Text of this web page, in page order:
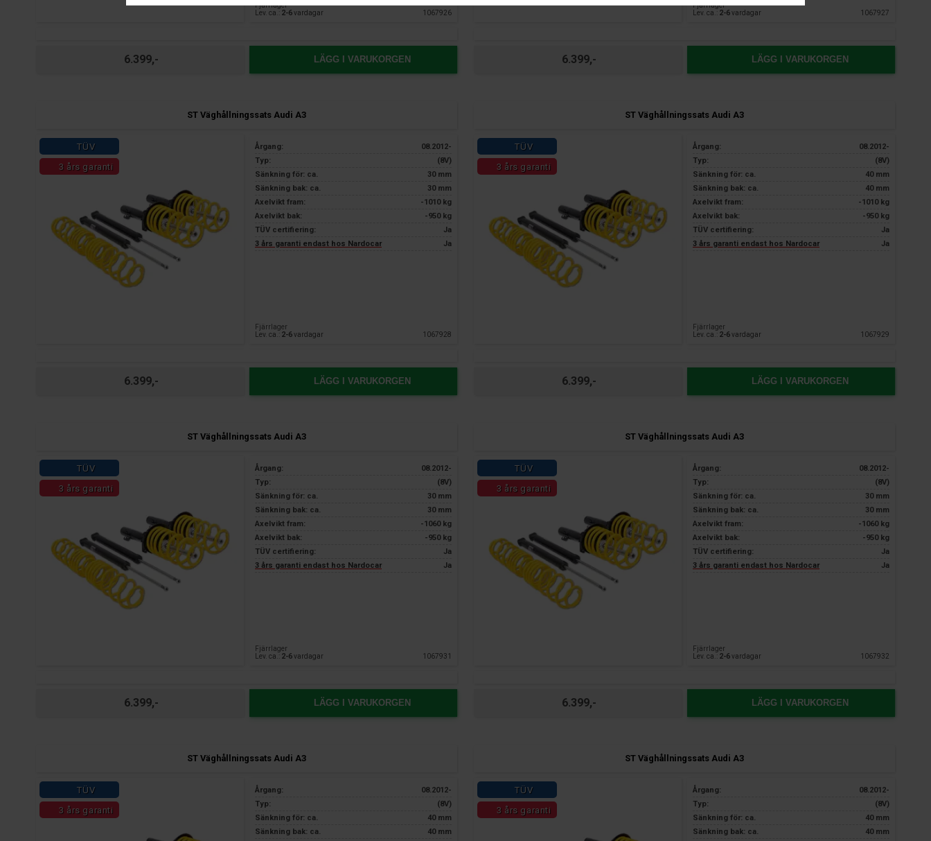
Fjärrlager
Lev. ca.: 2-6vardagar 1067926
6.399,- LÄGG I VARUKORGEN
Fjärrlager
Lev. ca.: 2-6vardagar 1067927
6.399,- LÄGG I VARUKORGEN
ST Väghållningssats Audi A3
TÜV
3 års garanti
Årgang:
08.2012-
Typ:
(8V)
Sänkning för: ca.
30 mm
Sänkning bak: ca.
30 mm
Axelvikt fram:
-1010 kg
Axelvikt bak:
-950 kg
TÜV certifiering:
Ja
3 års garanti endast hos Nardocar
Ja
Fjärrlager
Lev. ca.: 2-6vardagar 1067928
6.399,- LÄGG I VARUKORGEN
ST Väghållningssats Audi A3
TÜV
3 års garanti
Årgang:
08.2012-
Typ:
(8V)
Sänkning för: ca.
40 mm
Sänkning bak: ca.
40 mm
Axelvikt fram:
-1010 kg
Axelvikt bak:
-950 kg
TÜV certifiering:
Ja
3 års garanti endast hos Nardocar
Ja
Fjärrlager
Lev. ca.: 2-6vardagar 1067929
6.399,- LÄGG I VARUKORGEN
ST Väghållningssats Audi A3
TÜV
3 års garanti
Årgang:
08.2012-
Typ:
(8V)
Sänkning för: ca.
30 mm
Sänkning bak: ca.
30 mm
Axelvikt fram:
-1060 kg
Axelvikt bak:
-950 kg
TÜV certifiering:
Ja
3 års garanti endast hos Nardocar
Ja
Fjärrlager
Lev. ca.: 2-6vardagar 1067931
6.399,- LÄGG I VARUKORGEN
ST Väghållningssats Audi A3
TÜV
3 års garanti
Årgang:
08.2012-
Typ:
(8V)
Sänkning för: ca.
30 mm
Sänkning bak: ca.
30 mm
Axelvikt fram:
-1060 kg
Axelvikt bak:
-950 kg
TÜV certifiering:
Ja
3 års garanti endast hos Nardocar
Ja
Fjärrlager
Lev. ca.: 2-6vardagar 1067932
6.399,- LÄGG I VARUKORGEN
ST Väghållningssats Audi A3
TÜV
3 års garanti
Årgang:
08.2012-
Typ:
(8V)
Sänkning för: ca.
40 mm
Sänkning bak: ca.
40 mm
ST Väghållningssats Audi A3
TÜV
3 års garanti
Årgang:
08.2012-
Typ:
(8V)
Sänkning för: ca.
40 mm
Sänkning bak: ca.
40 mm